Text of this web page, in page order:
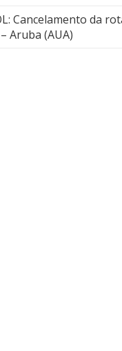
Cancelamento da
Aruba (AUA)